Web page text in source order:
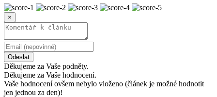
×
Odeslat
Děkujeme za Vaše podněty.
Děkujeme za Vaše hodnocení.
Vaše hodnocení ovšem nebylo vloženo (článek je možné hodnotit
jen jednou za den)!